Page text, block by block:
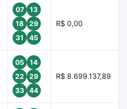
07
13
18
29
31
45
R$ 0,00
05
14
22
29
33
44
R$ 8.699.137,89